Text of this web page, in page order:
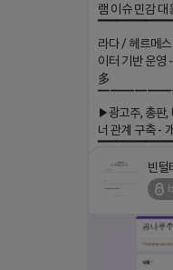
램 이슈 민감 대
라다 / 헤르메
이터 기반 운영
多
▶광고주, 총판,
너 관계 구축 -
회사 더 풀림
더풀림상담
빈털